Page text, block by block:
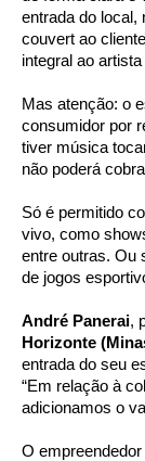
entrada do local,
couvert ao
integral ao
Mas atenção: o
consumidor por
tiver música
não poderá
Só é permitido
vivo, como
entre outras. Ou
de jogos
André Panerai,
Horizonte
entrada do seu
“Em relação à
adicionamos o
O